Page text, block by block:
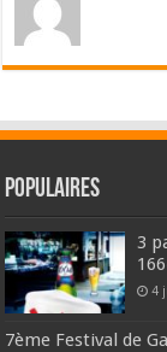
Populaires
3
4
7ème Festival de